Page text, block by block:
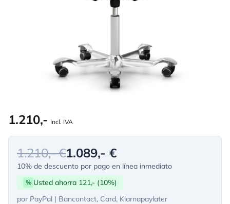
1.210,- Incl. IVA
1.210,- €1.089,- €
10% de descuento por pago en línea inmediato
% Usted ahorra 121,- (10%)
por PayPal | Bancontact, Card, Klarnapaylater